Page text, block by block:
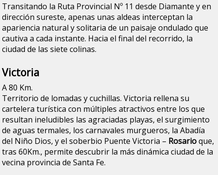
Transitando la Ruta Provincial Nº 11 desde Diamante y en
dirección sureste, apenas unas aldeas interceptan la
apariencia natural y solitaria de un paisaje ondulado que
cautiva a cada instante. Hacia el final del recorrido, la
ciudad de las siete colinas.
Victoria
A 80 Km.
Territorio de lomadas y cuchillas. Victoria rellena su
cartelera turística con múltiples atractivos entre los que
resultan ineludibles las agraciadas playas, el surgimiento
de aguas termales, los carnavales murgueros, la Abadía
del Niño Dios, y el soberbio Puente Victoria – Rosarioque,
tras 60Km., permite descubrir la más dinámica ciudad de la
vecina provincia de Santa Fe.